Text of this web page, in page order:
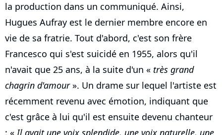
la production dans un communiqué. Ainsi,
Hugues Aufray est le dernier membre encore en
vie de sa fratrie. Tout d'abord, c'est son frère
Francesco qui s'est suicidé en 1955, alors qu'il
n'avait que 25 ans, à la suite d'un « très grand
chagrin d'amour». Un drame sur lequel l'artiste est
récemment revenu avec émotion, indiquant que
c'est grâce à lui qu'il est ensuite devenu chanteur
: «Il avait une voix splendide, une voix naturelle, une